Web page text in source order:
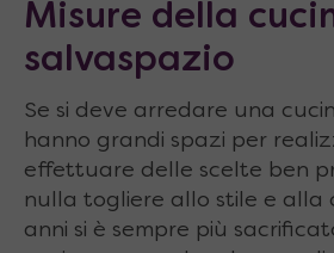
Misure della
salvaspazio
Se si deve arredare una
hanno grandi spazi per
effettuare delle scelte ben
nulla togliere allo stile e alla
anni si è sempre più